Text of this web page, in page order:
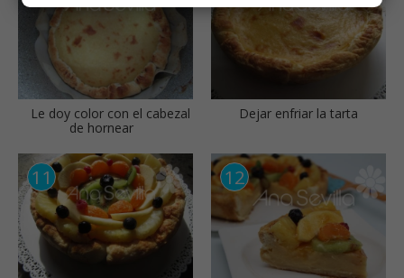
Le doy color con el cabezal
de hornear
Dejar enfriar la tarta